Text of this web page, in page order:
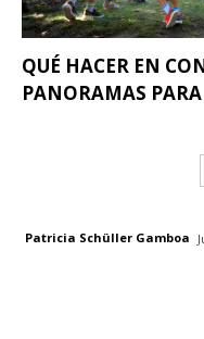
QUÉ HACER EN
PANORAMAS
Patricia Schüller Gamboa